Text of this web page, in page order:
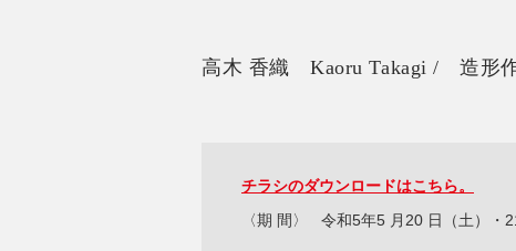
高木 香織 Kaoru Takagi / 造形
チラシのダウンロードはこちら。
〈期 間〉
令和5年5 月20 日（土）